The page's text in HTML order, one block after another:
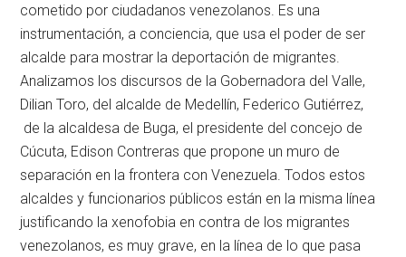
cometido por ciudadanos venezolanos. Es una
instrumentación, a conciencia, que usa el poder de ser
alcalde para mostrar la deportación de migrantes.
Analizamos los discursos de la Gobernadora del Valle,
Dilian Toro, del alcalde de Medellín, Federico Gutiérrez,
de la alcaldesa de Buga, el presidente del concejo de
Cúcuta, Edison Contreras que propone un muro de
separación en la frontera con Venezuela. Todos estos
alcaldes y funcionarios públicos están en la misma línea
justificando la xenofobia en contra de los migrantes
venezolanos, es muy grave, en la línea de lo que pasa